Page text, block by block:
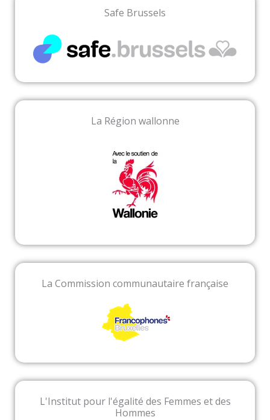
Safe Brussels
La Région wallonne
La Commission communautaire française
L'Institut pour l'égalité des Femmes et des
Hommes